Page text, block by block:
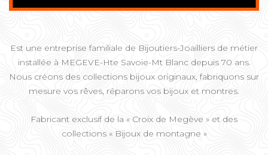
Est une entreprise familiale de Bijoutiers-Joailliers de métier
installée à MEGEVE-Hte Savoie-Mt Blanc depuis 70 ans.
Nous créons des collections bijoux originaux, fabriquons sur
mesure vos rêves, réparons vos bijoux et montres.
Fabricant exclusif de la « Croix de Megève » et des
collections « Bijoux de montagne »